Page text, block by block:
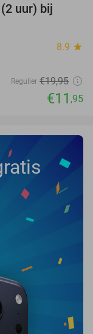
uur) bij
8.9 star
Regulier €19,95
€11 ,95